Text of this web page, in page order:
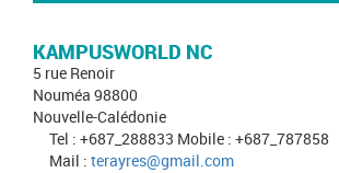
KAMPUSWORLD NC
5 rue Renoir
Nouméa 98800
Nouvelle-Calédonie
Tel : +687_288833 Mobile : +687_787858
Mail : terayres@gmail.com